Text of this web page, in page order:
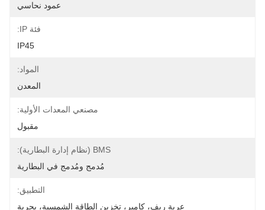
عمود نحاسي
فئة IP:
IP45
المواد:
المعدن
مصنعي المعدات الأولية:
مقبول
BMS (نظام إدارة البطارية):
مُدمج ومُدمج في البطارية
التطبيق:
عربة ريف، كامبر، تخزين الطاقة الشمسية، بحرية